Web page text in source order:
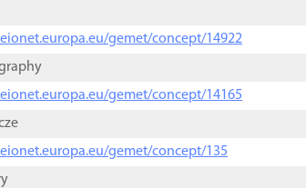
gemet/concept/14922
gemet/concept/14165
gemet/concept/135